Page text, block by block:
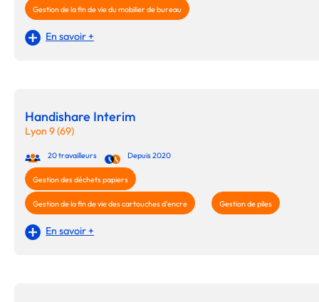
Gestion de la fin de vie du mobilier de bureau
En savoir +
Handishare Interim
Lyon 9 (69)
20 travailleurs Depuis 2020
Gestion des déchets papiers
Gestion de la fin de vie des cartouches d'encre Gestion de piles
En savoir +